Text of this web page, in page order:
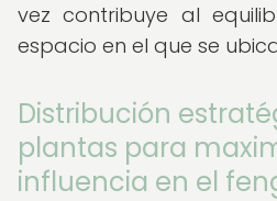
vez contribuye al
espacio en el que se
Distribución
plantas para
influencia en el